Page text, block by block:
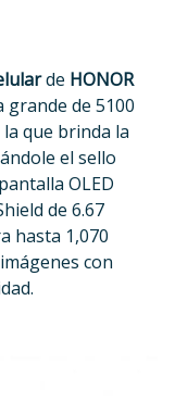
de HONOR
de 5100
la que brinda la
el sello
OLED
de 6.67
hasta 1,070
con